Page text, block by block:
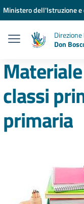
Vai ai contenuti
Vai al menu di
Vai al footer
Ministero dell'Istruzione e
Don
classi
primaria